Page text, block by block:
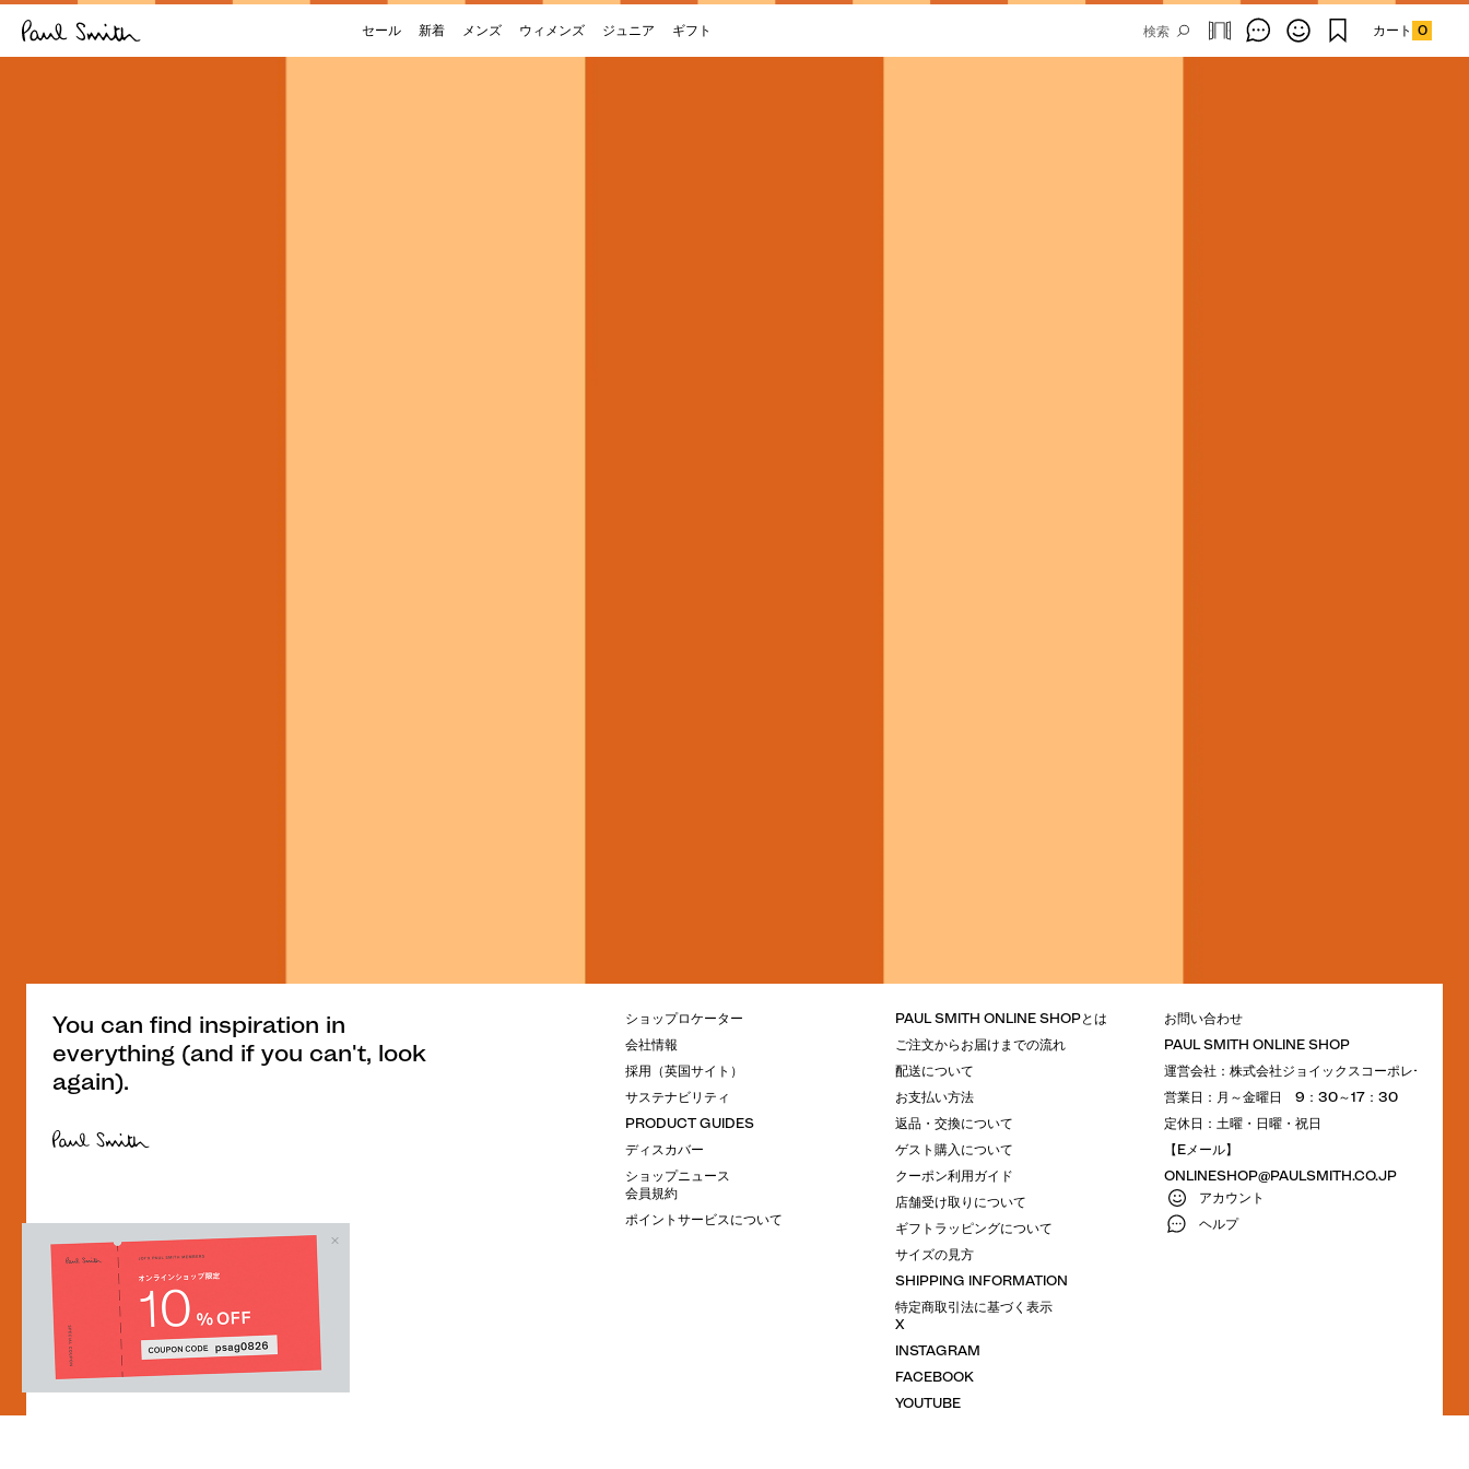
セール 新着 メンズ ウィメンズ ジュニア ギフト カート 0
You can find inspiration in
everything (and if you can't, look
again).
ショップロケーター
会社情報
採用（英国サイト）
サステナビリティ
PRODUCT GUIDES
ディスカバー
ショップニュース
会員規約
ポイントサービスについて
PAUL SMITH ONLINE SHOPとは
ご注文からお届けまでの流れ
配送について
お支払い方法
返品・交換について
ゲスト購入について
クーポン利用ガイド
店舗受け取りについて
ギフトラッピングについて
サイズの見方
SHIPPING INFORMATION
特定商取引法に基づく表示
X
INSTAGRAM
FACEBOOK
YOUTUBE
お問い合わせ
PAUL SMITH ONLINE SHOP
運営会社：株式会社ジョイックスコーポレーション
営業日：月～金曜日 9：30～17：30
定休日：土曜・日曜・祝日
【Eメール】
ONLINESHOP@PAULSMITH.CO.JP
アカウント
ヘルプ